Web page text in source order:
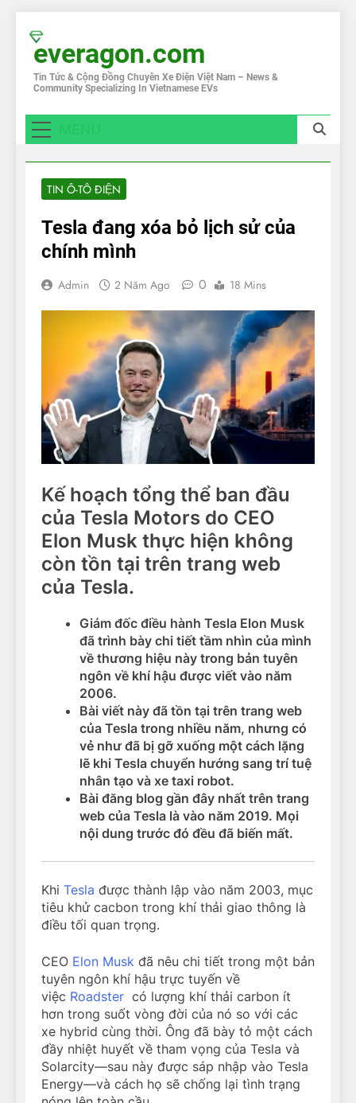
content
everagon.com
Tin Tức & Cộng Đồng Chuyên Xe Điện Việt Nam – News &
Community Specializing In Vietnamese EVs
TIN Ô-TÔ ĐIỆN
Tesla đang xóa bỏ lịch sử của
chính mình
Admin 2 Năm Ago 0 18 Mins
Kế hoạch tổng thể ban đầu
của Tesla Motors do CEO
Elon Musk thực hiện không
còn tồn tại trên trang web
của Tesla.
Giám đốc điều hành Tesla Elon Musk
đã trình bày chi tiết tầm nhìn của mình
về thương hiệu này trong bản tuyên
ngôn về khí hậu được viết vào năm
2006.
Bài viết này đã tồn tại trên trang web
của Tesla trong nhiều năm, nhưng có
vẻ như đã bị gỡ xuống một cách lặng
lẽ khi Tesla chuyển hướng sang trí tuệ
nhân tạo và xe taxi robot.
Bài đăng blog gần đây nhất trên trang
web của Tesla là vào năm 2019. Mọi
nội dung trước đó đều đã biến mất.
Khi Tesla được thành lập vào năm 2003, mục
tiêu khử cacbon trong khí thải giao thông là
điều tối quan trọng.
CEO Elon Musk đã nêu chi tiết trong một bản
tuyên ngôn khí hậu trực tuyến về
việc Roadster có lượng khí thải carbon ít
hơn trong suốt vòng đời của nó so với các
xe hybrid cùng thời. Ông đã bày tỏ một cách
đầy nhiệt huyết về tham vọng của Tesla và
Solarcity—sau này được sáp nhập vào Tesla
Energy—và cách họ sẽ chống lại tình trạng